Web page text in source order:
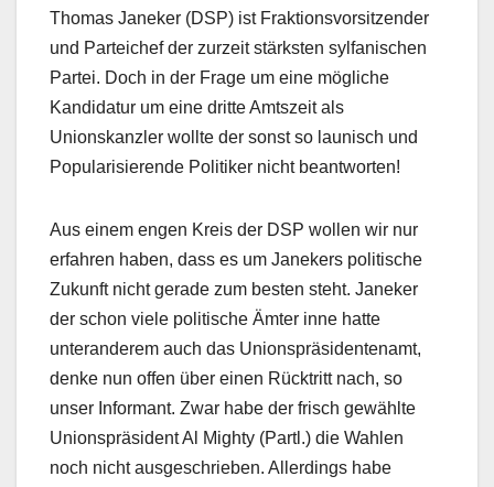
Thomas Janeker (DSP) ist Fraktionsvorsitzender
und Parteichef der zurzeit stärksten sylfanischen
Partei. Doch in der Frage um eine mögliche
Kandidatur um eine dritte Amtszeit als
Unionskanzler wollte der sonst so launisch und
Popularisierende Politiker nicht beantworten!
Aus einem engen Kreis der DSP wollen wir nur
erfahren haben, dass es um Janekers politische
Zukunft nicht gerade zum besten steht. Janeker
der schon viele politische Ämter inne hatte
unteranderem auch das Unionspräsidentenamt,
denke nun offen über einen Rücktritt nach, so
unser Informant. Zwar habe der frisch gewählte
Unionspräsident Al Mighty (Partl.) die Wahlen
noch nicht ausgeschrieben. Allerdings habe